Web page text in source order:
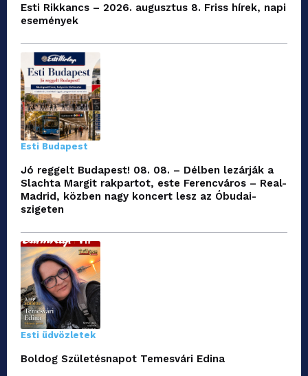
Esti Rikkancs – 2026. augusztus 8. Friss hírek, napi
események
Esti Budapest
Jó reggelt Budapest! 08. 08. – Délben lezárják a
Slachta Margit rakpartot, este Ferencváros – Real-
Madrid, közben nagy koncert lesz az Óbudai-
szigeten
Esti üdvözletek
Boldog Születésnapot Temesvári Edina